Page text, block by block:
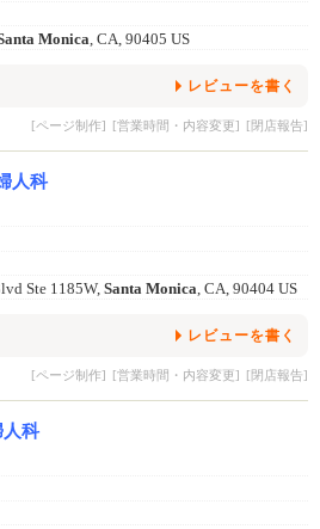
Monica, CA, 90405 US
レビューを書く
[ページ制作] [営業時間・内容変更] [閉店報告]
人科
Ste 1185W, Santa Monica, CA, 90404 US
レビューを書く
[ページ制作] [営業時間・内容変更] [閉店報告]
人科